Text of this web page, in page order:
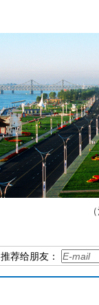
推荐给朋友：